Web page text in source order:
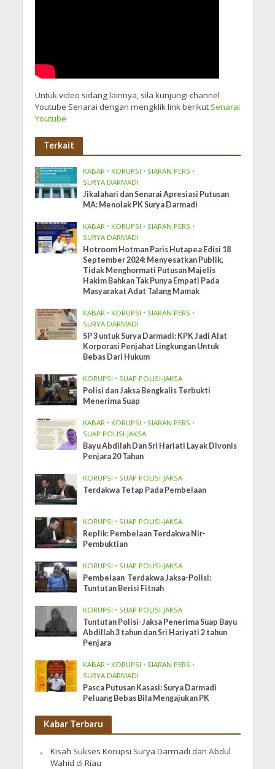
Untuk video sidang lainnya, sila kunjungi channel
Youtube Senarai dengan mengklik link berikutSenarai
Youtube
Terkait
KABAR • KORUPSI • SIARAN PERS •
SURYA DARMADI
Jikalahari dan Senarai Apresiasi Putusan
MA: Menolak PK Surya Darmadi
KABAR • KORUPSI • SIARAN PERS •
SURYA DARMADI
Hotroom Hotman Paris Hutapea Edisi 18
September 2024: Menyesatkan Publik,
Tidak Menghormati Putusan Majelis
Hakim Bahkan Tak Punya Empati Pada
Masyarakat Adat Talang Mamak
KABAR • KORUPSI • SIARAN PERS •
SURYA DARMADI
SP 3 untuk Surya Darmadi: KPK Jadi Alat
Korporasi Penjahat Lingkungan Untuk
Bebas Dari Hukum
KORUPSI • SUAP POLISI-JAKSA
Polisi dan Jaksa Bengkalis Terbukti
Menerima Suap
KABAR • KORUPSI • SIARAN PERS •
SUAP POLISI-JAKSA
Bayu Abdilah Dan Sri Hariati Layak Divonis
Penjara 20 Tahun
KORUPSI • SUAP POLISI-JAKSA
Terdakwa Tetap Pada Pembelaan
KORUPSI • SUAP POLISI-JAKSA
Replik: Pembelaan Terdakwa Nir-
Pembuktian
KORUPSI • SUAP POLISI-JAKSA
Pembelaan Terdakwa Jaksa-Polisi:
Tuntutan Berisi Fitnah
KORUPSI • SUAP POLISI-JAKSA
Tuntutan Polisi-Jaksa Penerima Suap Bayu
Abdillah 3 tahun dan Sri Hariyati 2 tahun
Penjara
KABAR • KORUPSI • SIARAN PERS •
SURYA DARMADI
Pasca Putusan Kasasi: Surya Darmadi
Peluang Bebas Bila Mengajukan PK
Kabar Terbaru
Kisah Sukses Korupsi Surya Darmadi dan Abdul
Wahid di Riau